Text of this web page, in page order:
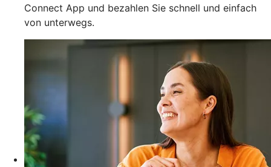
Connect App und bezahlen Sie schnell und einfach
von unterwegs.